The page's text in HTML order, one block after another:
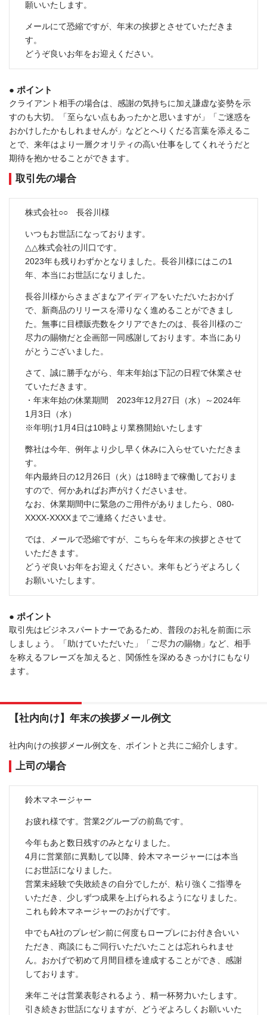
願いいたします。
メールにて恐縮ですが、年末の挨拶とさせていただきま
す。
どうぞ良いお年をお迎えください。
● ポイント
クライアント相手の場合は、感謝の気持ちに加え謙虚な姿勢を示
すのも大切。「至らない点もあったかと思いますが」「ご迷惑を
おかけしたかもしれませんが」などとへりくだる言葉を添えるこ
とで、来年はより一層クオリティの高い仕事をしてくれそうだと
期待を抱かせることができます。
取引先の場合
株式会社○○ 長谷川様
いつもお世話になっております。
△△株式会社の川口です。
2023年も残りわずかとなりました。長谷川様にはこの1
年、本当にお世話になりました。
長谷川様からさまざまなアイディアをいただいたおかげ
で、新商品のリリースを滞りなく進めることができまし
た。無事に目標販売数をクリアできたのは、長谷川様のご
尽力の賜物だと企画部一同感謝しております。本当にあり
がとうございました。
さて、誠に勝手ながら、年末年始は下記の日程で休業させ
ていただきます。
・年末年始の休業期間 2023年12月27日（水）～2024年
1月3日（水）
※年明け1月4日は10時より業務開始いたします
弊社は今年、例年より少し早く休みに入らせていただきま
す。
年内最終日の12月26日（火）は18時まで稼働しておりま
すので、何かあればお声がけくださいませ。
なお、休業期間中に緊急のご用件がありましたら、080-
XXXX-XXXXまでご連絡くださいませ。
では、メールで恐縮ですが、こちらを年末の挨拶とさせて
いただきます。
どうぞ良いお年をお迎えください。来年もどうぞよろしく
お願いいたします。
● ポイント
取引先はビジネスパートナーであるため、普段のお礼を前面に示
しましょう。「助けていただいた」「ご尽力の賜物」など、相手
を称えるフレーズを加えると、関係性を深めるきっかけにもなり
ます。
【社内向け】年末の挨拶メール例文
社内向けの挨拶メール例文を、ポイントと共にご紹介します。
上司の場合
鈴木マネージャー
お疲れ様です。営業2グループの前島です。
今年もあと数日残すのみとなりました。
4月に営業部に異動して以降、鈴木マネージャーには本当
にお世話になりました。
営業未経験で失敗続きの自分でしたが、粘り強くご指導を
いただき、少しずつ成果を上げられるようになりました。
これも鈴木マネージャーのおかげです。
中でもA社のプレゼン前に何度もロープレにお付き合いい
ただき、商談にもご同行いただいたことは忘れられませ
ん。おかげで初めて月間目標を達成することができ、感謝
しております。
来年こそは営業表彰されるよう、精一杯努力いたします。
引き続きお世話になりますが、どうぞよろしくお願いいた